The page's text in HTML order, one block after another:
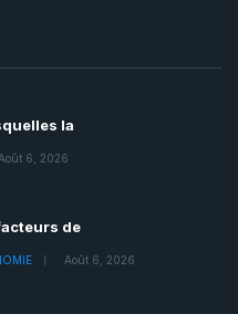
la
Août 6, 2026
de
Août 6, 2026